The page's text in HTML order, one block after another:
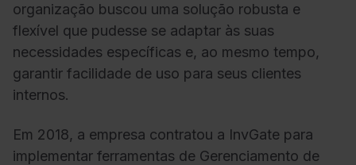
organização buscou uma solução robusta e
flexível que pudesse se adaptar às suas
necessidades específicas e, ao mesmo tempo,
garantir facilidade de uso para seus clientes
internos.
Em 2018, a empresa contratou a InvGate para
implementar ferramentas de Gerenciamento de